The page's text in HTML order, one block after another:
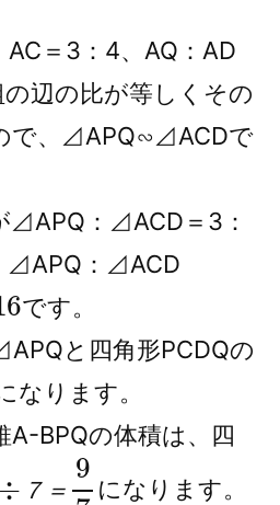
AC＝3：4、AQ：AD
辺の比が等しくその
で、⊿APQ∽⊿ACDで
⊿APQ：⊿ACD＝3：
⊿APQ：⊿ACD
です。
と四角形PCDQの
なります。
A-BPQの体積は、四
７
＝
になります。